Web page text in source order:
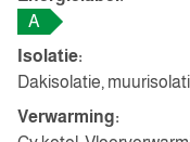
A
Isolatie:
Dakisolatie,
Verwarming: